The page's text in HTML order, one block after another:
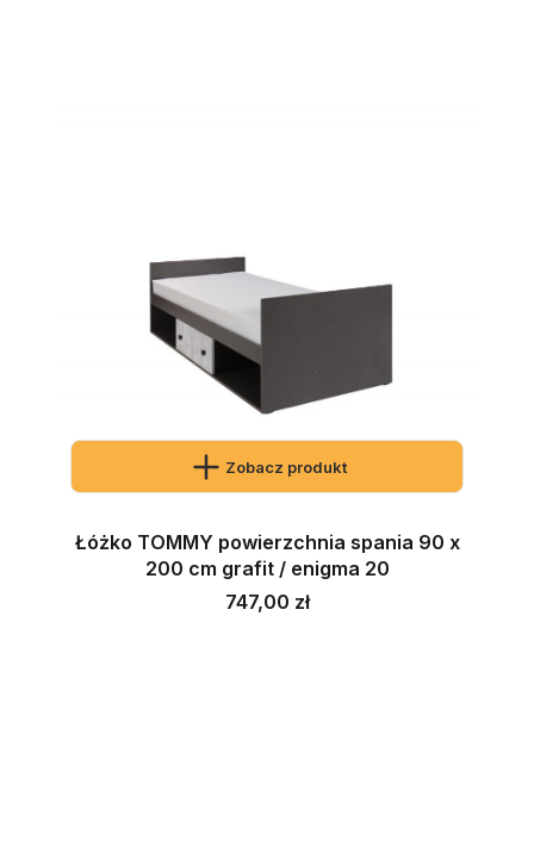
Zobacz produkt
Łóżko TOMMY powierzchnia spania 90 x
200 cm grafit / enigma 20
Cena
747,00 zł